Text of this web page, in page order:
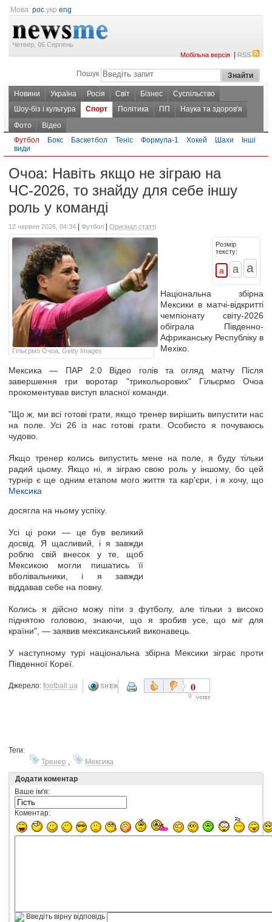
Мова: рос укр eng
Четвер, 06 Серпень
Мобільна версія|RSS
Пошук
Новини Україна Росія Світ Бізнес
Суспільство
Шоу-біз і культура
Спорт Політика ПП
Наука та здоров'я
Фото
Відео
Футбол
Бокс Баскетбол Теніс Формула-1 Хокей Шахи
Інші
види
Очоа: Навіть якщо не зіграю на
ЧС-2026, то знайду для себе іншу
роль у команді
12 червня 2026, 04:34 Футбол Оригінал статті
Гільєрмо Очоа, Getty Images
Розмір
тексту:
Національна збірна
Мексики в матчі-відкритті
чемпіонату світу-2026
обіграла Південно-
Африканську Республіку в
Мехіко.
Мексика — ПАР 2:0 Відео голів та огляд матчу Після
завершення гри воротар "трикольорових" Гільєрмо Очоа
прокоментував виступ власної команди.
"Що ж, ми всі готові грати, якщо тренер вирішить випустити нас
на поле. Усі 26 із нас готові грати. Особисто я почуваюсь
чудово.
Якщо тренер колись випустить мене на поле, я буду тільки
радий цьому. Якщо ні, я зіграю свою роль у іншому, бо цей
турнір є ще одним етапом мого життя та кар'єри, і я хочу, що
Мексика
досягла на ньому успіху.
Усі ці роки — це був великий
досвід. Я щасливий, і я завжди
роблю свій внесок у те, щоб
Мексикою могли пишатись її
вболівальники, і я завжди
віддавав себе на повну.
Колись я дійсно можу піти з футболу, але тільки з високо
піднятою головою, знаючи, що я зробив усе, що міг для
країни", — заявив мексиканський виконавець.
У наступному турі національна збірна Мексики зіграє проти
Південної Кореї.
Джерело: football.ua 0
0
Теги:
Тренер
Мексика
Додати коментар
Ваше ім'я:
Коментар:
Введіть вірну відповідь